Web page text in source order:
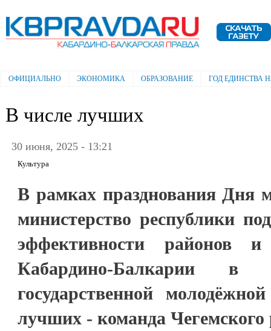
Электронная газета "Кабардино-
Балкарская правда"
Главное меню
ОФИЦИАЛЬНО ЭКОНОМИКА ОБРАЗОВАНИЕ ГОД ЕДИНСТВА
В числе лучших
30 июня, 2025 - 13:21
Культура
В рамках празднования Дня
министерство республики
эффективности районов и
Кабардино-Балкарии в
государственной
лучших - команда Чегемского